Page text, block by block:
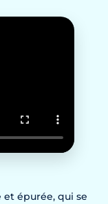
épurée, qui se